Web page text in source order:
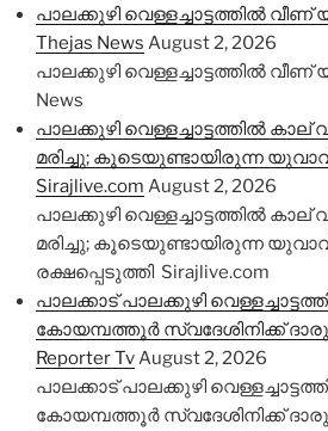
പാലക്കുഴി വെള്ളച്ചാട്ടത്തില്‍ വീണ്
Thejas News August 2, 2026
പാലക്കുഴി വെള്ളച്ചാട്ടത്തില്‍ വീണ്
News
പാലക്കുഴി വെള്ളച്ചാട്ടത്തിൽ
മരിച്ചു; കൂടെയുണ്ടായിരുന്ന
Sirajlive.com August 2, 2026
പാലക്കുഴി വെള്ളച്ചാട്ടത്തിൽ
മരിച്ചു; കൂടെയുണ്ടായിരുന്ന
രക്ഷപ്പെടുത്തി Sirajlive.com
പാലക്കാട് പാലക്കുഴി
കോയമ്പത്തൂര്‍ സ്വദേശിനിക്ക്
Reporter Tv August 2, 2026
പാലക്കാട് പാലക്കുഴി
കോയമ്പത്തൂര്‍ സ്വദേശിനിക്ക്